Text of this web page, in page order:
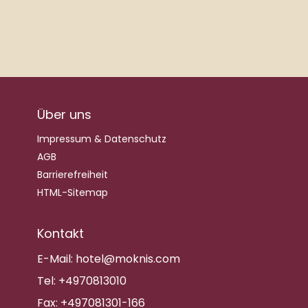
Über uns
Impressum & Datenschutz
AGB
Barrierefreiheit
HTML-Sitemap
Kontakt
E-Mail: hotel@moknis.com
Tel: +4970813010
Fax: +497081301-166